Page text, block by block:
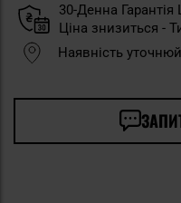
30-Денна Гарантія
Ціна знизиться -
Наявність